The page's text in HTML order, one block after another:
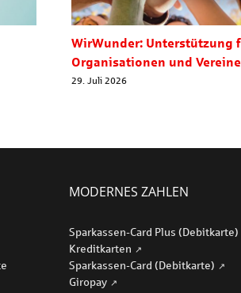
WirWunder: Unterstützung
Organisationen und Vereine
29. Juli 2026
MODERNES ZAHLEN
Sparkassen-Card Plus (Debitkarte)
Kreditkarten
Sparkassen-Card (Debitkarte)
Giropay